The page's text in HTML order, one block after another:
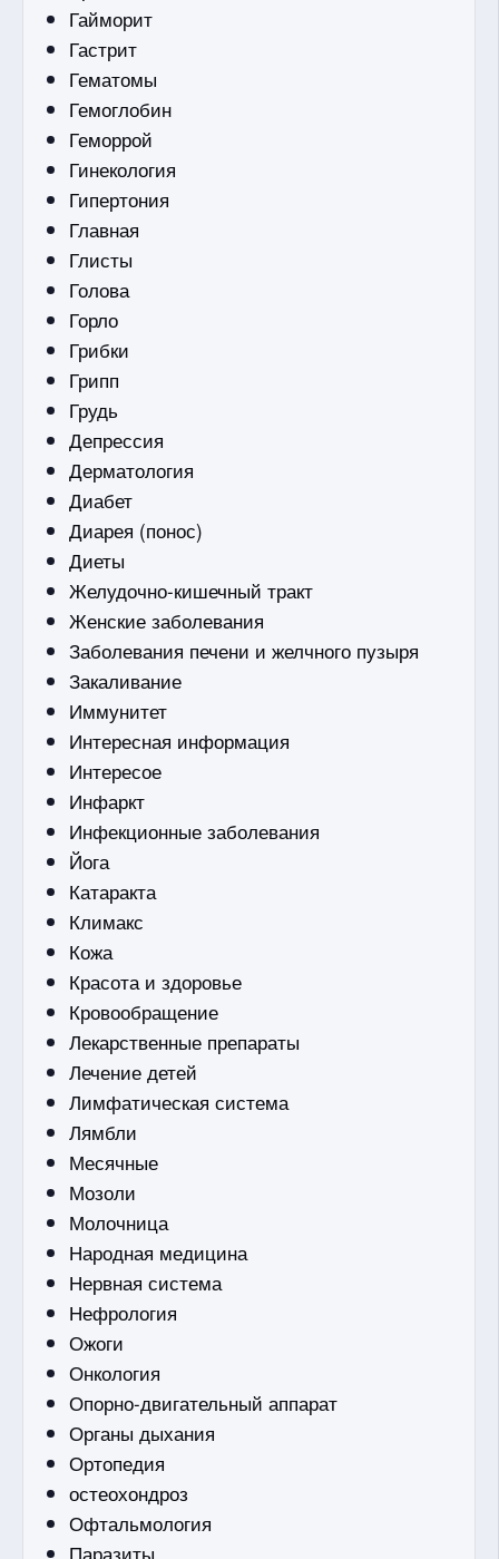
Гайморит
Гастрит
Гематомы
Гемоглобин
Геморрой
Гинекология
Гипертония
Главная
Глисты
Голова
Горло
Грибки
Грипп
Грудь
Депрессия
Дерматология
Диабет
Диарея (понос)
Диеты
Желудочно-кишечный тракт
Женские заболевания
Заболевания печени и желчного пузыря
Закаливание
Иммунитет
Интересная информация
Интересое
Инфаркт
Инфекционные заболевания
Йога
Катаракта
Климакс
Кожа
Красота и здоровье
Кровообращение
Лекарственные препараты
Лечение детей
Лимфатическая система
Лямбли
Месячные
Мозоли
Молочница
Народная медицина
Нервная система
Нефрология
Ожоги
Онкология
Опорно-двигательный аппарат
Органы дыхания
Ортопедия
остеохондроз
Офтальмология
Паразиты